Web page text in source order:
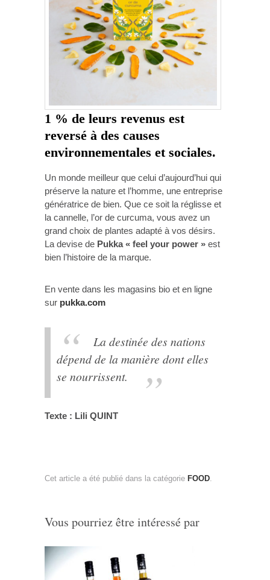
1 % de leurs revenus est
reversé à des causes
environnementales et sociales.
Un monde meilleur que celui d’aujourd’hui qui
préserve la nature et l’homme, une entreprise
génératrice de bien. Que ce soit la réglisse et
la cannelle, l’or de curcuma, vous avez un
grand choix de plantes adapté à vos désirs.
La devise de Pukka « feel your power » est
bien l’histoire de la marque.
En vente dans les magasins bio et en ligne
sur pukka.com
La destinée des nations
dépend de la manière dont elles
se nourrissent.
Texte : Lili QUINT
Cet article a été publié dans la catégorie FOOD
Vous pourriez être intéressé par